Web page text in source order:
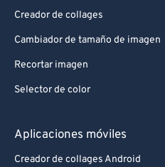
Creador de collages
Cambiador de tamaño de imagen
Recortar imagen
Selector de color
Aplicaciones móviles
Creador de collages Android